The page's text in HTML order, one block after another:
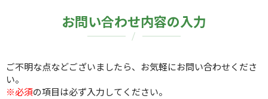
お問い合わせ内容の入力
ご不明な点などございましたら、お気軽にお問い合わせくださ
い。
※必須の項目は必ず入力してください。